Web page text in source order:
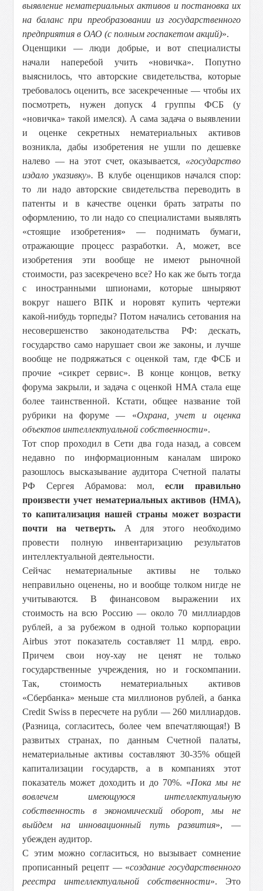
выявление нематериальных активов и постановка их
на баланс при преобразовании из государственного
предприятия в ОАО (с полным госпакетом акций)».
Оценщики — люди добрые, и вот специалисты
начали наперебой учить «новичка». Попутно
выяснилось, что авторские свидетельства, которые
требовалось оценить, все засекреченные — чтобы их
посмотреть, нужен допуск 4 группы ФСБ (у
«новичка» такой имелся). А сама задача о выявлении
и оценке секретных нематериальных активов
возникла, дабы изобретения не ушли по дешевке
налево — на этот счет, оказывается, «государство
издало указивку». В клубе оценщиков начался спор:
то ли надо авторские свидетельства переводить в
патенты и в качестве оценки брать затраты по
оформлению, то ли надо со специалистами выявлять
«стоящие изобретения» — поднимать бумаги,
отражающие процесс разработки. А, может, все
изобретения эти вообще не имеют рыночной
стоимости, раз засекречено все? Но как же быть тогда
с иностранными шпионами, которые шныряют
вокруг нашего ВПК и норовят купить чертежи
какой-нибудь торпеды? Потом начались сетования на
несовершенство законодательства РФ: дескать,
государство само нарушает свои же законы, и лучше
вообще не подряжаться с оценкой там, где ФСБ и
прочие «сикрет сервис». В конце концов, ветку
форума закрыли, и задача с оценкой НМА стала еще
более таинственной. Кстати, общее название той
рубрики на форуме — «Охрана, учет и оценка
объектов интеллектуальной собственности».
Тот спор проходил в Сети два года назад, а совсем
недавно по информационным каналам широко
разошлось высказывание аудитора Счетной палаты
РФ Сергея Абрамова: мол,если правильно
произвести учет нематериальных активов (НМА),
то капитализация нашей страны может возрасти
почти на четверть. А для этого необходимо
провести полную инвентаризацию результатов
интеллектуальной деятельности.
Сейчас нематериальные активы не только
неправильно оценены, но и вообще толком нигде не
учитываются. В финансовом выражении их
стоимость на всю Россию — около 70 миллиардов
рублей, а за рубежом в одной только корпорации
Airbus этот показатель составляет 11 млрд. евро.
Причем свои ноу-хау не ценят не только
государственные учреждения, но и госкомпании.
Так, стоимость нематериальных активов
«Сбербанка» меньше ста миллионов рублей, а банка
Credit Swiss в пересчете на рубли — 260 миллиардов.
(Разница, согласитесь, более чем впечатляющая!) В
развитых странах, по данным Счетной палаты,
нематериальные активы составляют 30-35% общей
капитализации государств, а в компаниях этот
показатель может доходить и до 70%. «Пока мы не
вовлечем имеющуюся интеллектуальную
собственность в экономический оборот, мы не
выйдем на инновационный путь развития», —
убежден аудитор.
С этим можно согласиться, но вызывает сомнение
прописанный рецепт — «создание государственного
реестра интеллектуальной собственности». Это